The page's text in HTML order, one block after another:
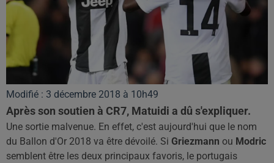
Modifié : 3 décembre 2018 à 10h49
Après son soutien à CR7, Matuidi a dû s'expliquer.
Une sortie malvenue. En effet, c'est aujourd'hui que le nom
du Ballon d'Or 2018 va être dévoilé. Si Griezmann ou Modric
semblent être les deux principaux favoris, le portugais